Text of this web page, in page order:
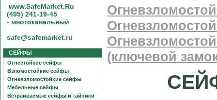
www.SafeMarket.Ru
(495) 241-19-45
- многоканальный
safe@safemarket.ru
СЕЙФЫ
Огнестойкие сейфы
Взломостойкие сейфы
Огневзломостойкие сейфы
Мебельные сейфы
Встраиваемые сейфы и тайники
(ключевой